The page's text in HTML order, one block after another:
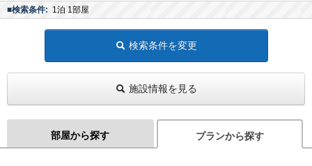
■検索条件: 1泊 1部屋
検索条件を変更
施設情報を見る
部屋から探す プランから探す